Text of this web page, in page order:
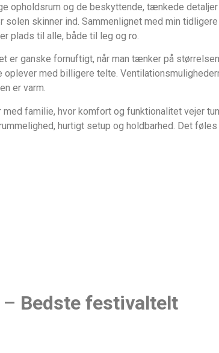
opholdsrum og de beskyttende, tænkede
skinner ind. Sammenlignet med min
plads til alle, både til leg og ro.
er ganske fornuftigt, når man tænker på
med billigere telte.
er varm.
familie, hvor komfort og funktionalitet vejer
hurtigt setup og holdbarhed. Det
Bedste festivaltelt